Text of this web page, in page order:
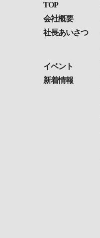
TOP
会社概要
社長あいさつ
イベント
新着情報